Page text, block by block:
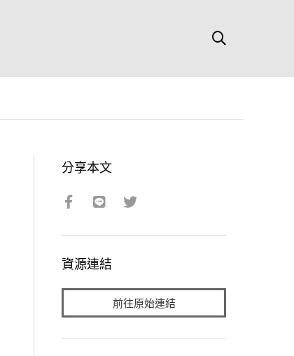
分享本文
資源連結
前往原始連結